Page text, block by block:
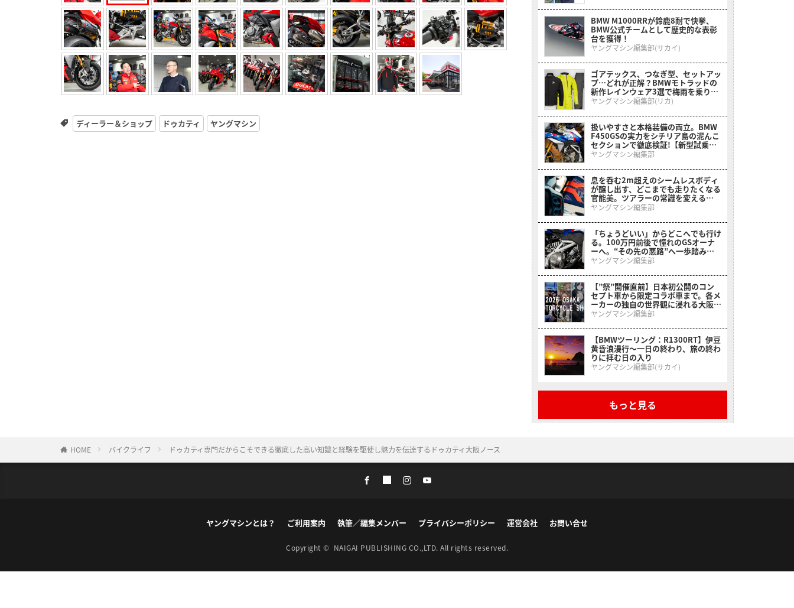
ディーラー＆ショップ ドゥカティ ヤングマシン
BMW M1000RRが鈴鹿8耐で快挙、
BMW公式チームとして歴史的な表彰
台を獲得！
ヤングマシン編集部(サカイ)
ゴアテックス、つなぎ型、セットアッ
プ…どれが正解？BMWモトラッドの
新作レインウェア3選で梅雨を乗り切
る
ヤングマシン編集部(リカ)
扱いやすさと本格装備の両立。BMW
F450GSの実力をシチリア島の泥んこ
セクションで徹底検証!【新型試乗イ
ンプレ】
ヤングマシン編集部
息を呑む2m超えのシームレスボディ
が醸し出す、どこまでも走りたくなる
官能美。ツアラーの常識を変える
BMWの直6コンセプト「Vision
ヤングマシン編集部
「ちょうどいい」からどこへでも行け
る。100万円前後で憧れのGSオーナ
ーへ。“その先の悪路”へ一歩踏み出
させてくれるミドルアドベンチャーが
ヤングマシン編集部
【”祭”開催直前】日本初公開のコン
セプト車から限定コラボ車まで。各メ
ーカーの独自の世界観に浸れる大阪モ
ーターサイクルショーまとめ
ヤングマシン編集部
【BMWツーリング：R1300RT】伊豆
黄昏浪漫行〜一日の終わり、旅の終わ
りに拝む日の入り
ヤングマシン編集部(サカイ)
もっと見る
HOME バイクライフ ドゥカティ専門だからこそできる徹底した高い知識と経験を駆使し魅力を伝達するドゥカティ大阪ノース
ヤングマシンとは？ ご利用案内 執筆／編集メンバー プライバシーポリシー 運営会社 お問い合せ
Copyright © NAIGAI PUBLISHING CO.,LTD. All rights reserved.